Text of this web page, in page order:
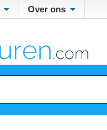
Over ons